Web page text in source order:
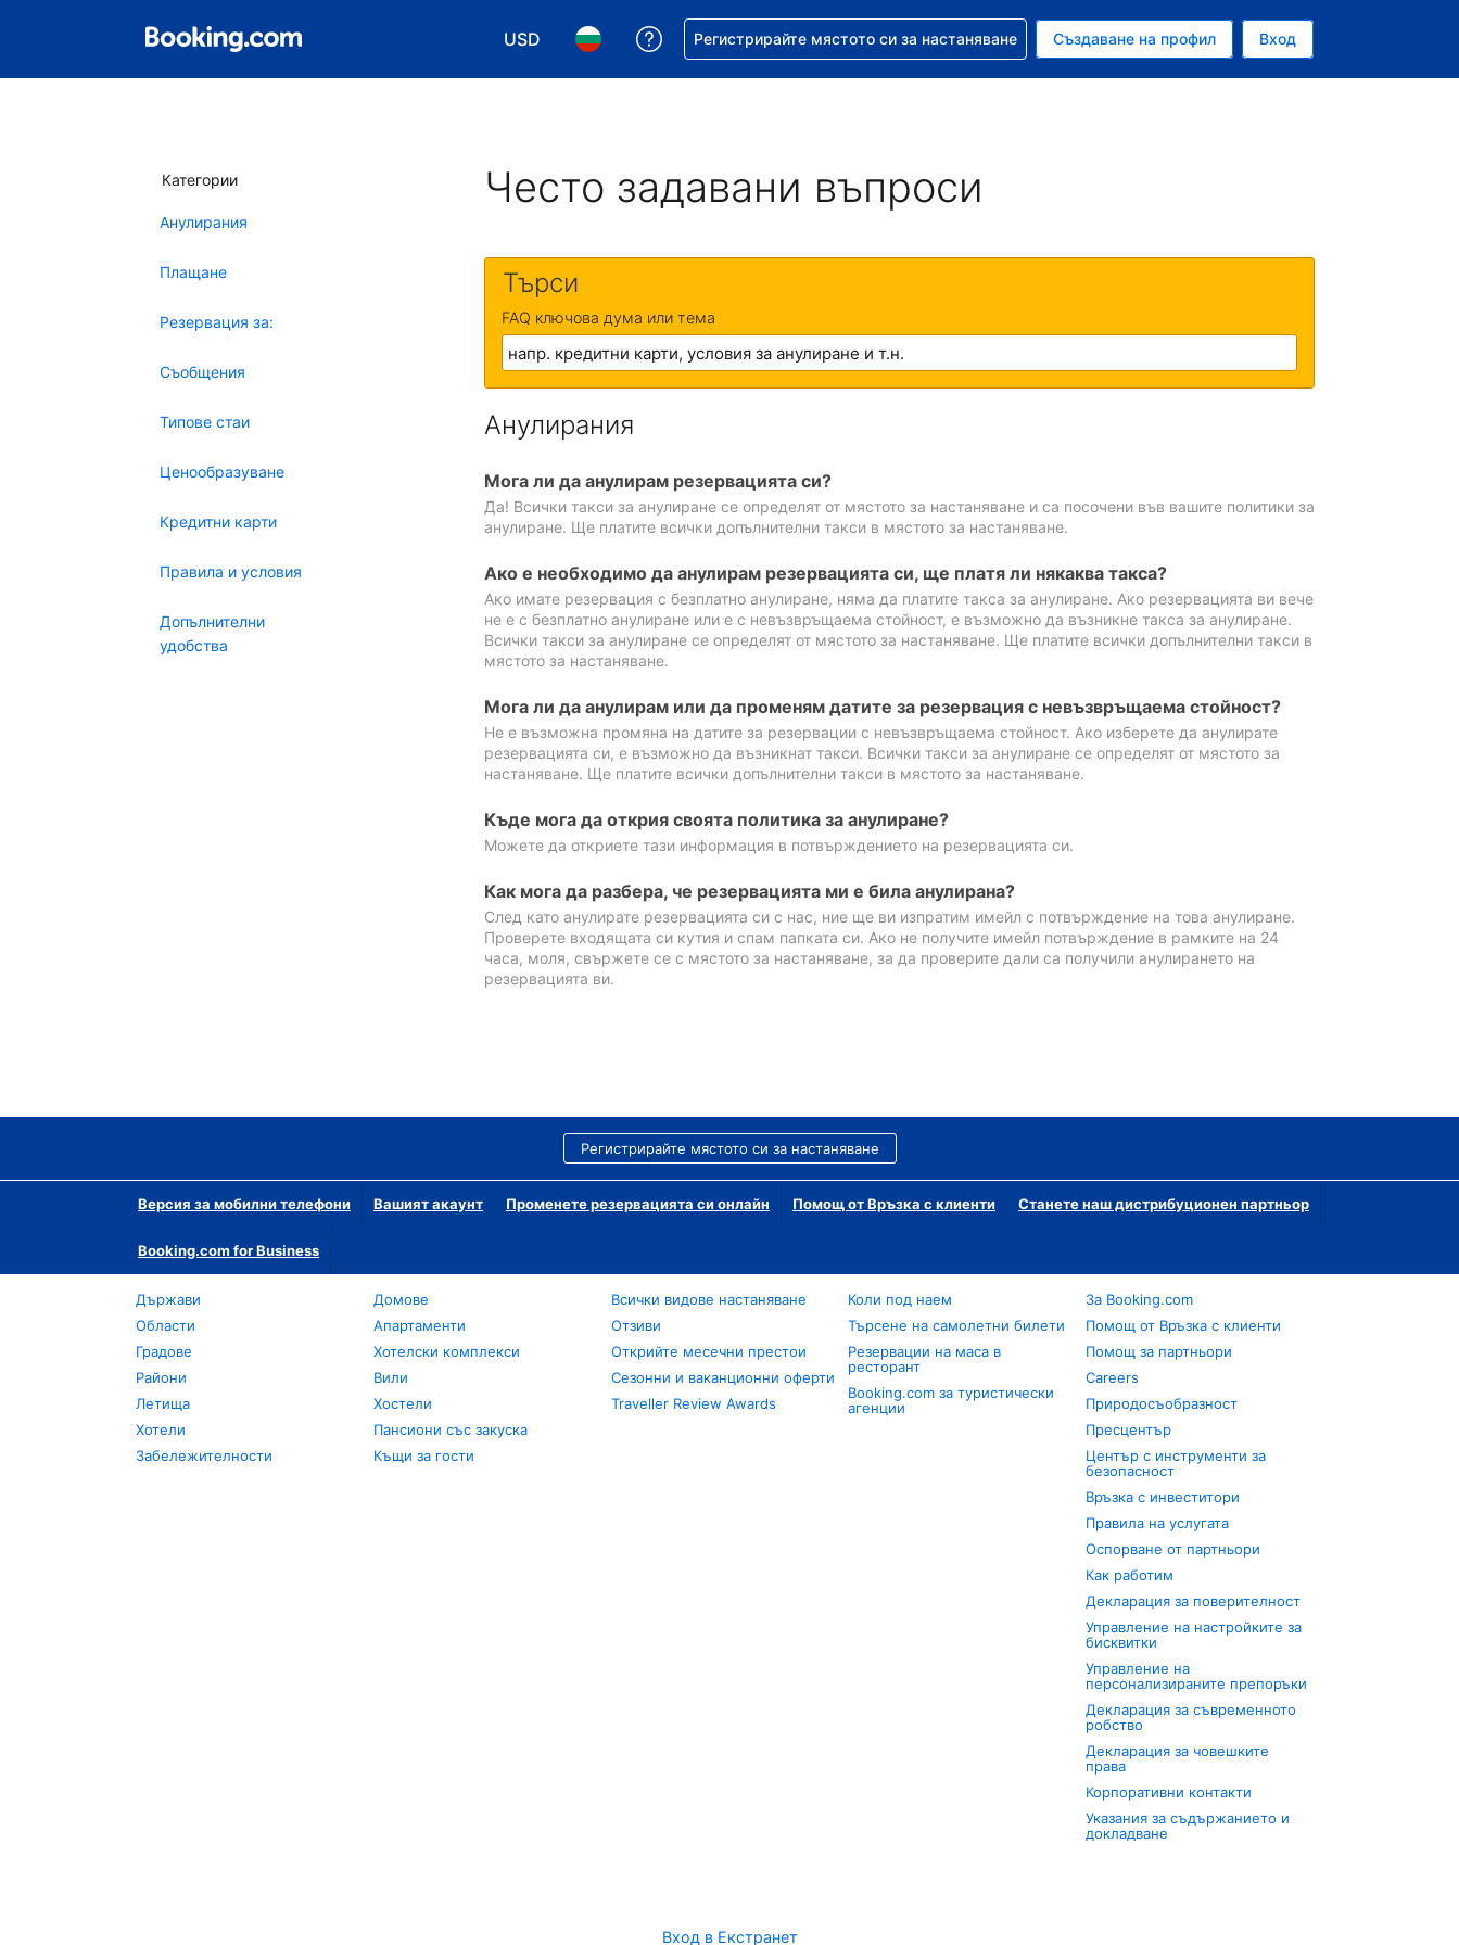
USD
Избор на валута. Избрана валута - Американски долар
Избор на език. Избран език - Български
Помощ с резервацията ви
Регистрирайте мястото си за настаняване Създаване на профил Вход
Категории
Анулирания
Плащане
Резервация за:
Съобщения
Типове стаи
Ценообразуване
Кредитни карти
Правила и условия
Допълнителни
удобства
Често задавани въпроси
Търси
FAQ ключова дума или тема
Анулирания
Мога ли да анулирам резервацията си?
Да! Всички такси за анулиране се определят от мястото за настаняване и са посочени във вашите политики за
анулиране. Ще платите всички допълнителни такси в мястото за настаняване.
Ако е необходимо да анулирам резервацията си, ще платя ли някаква такса?
Ако имате резервация с безплатно анулиране, няма да платите такса за анулиране. Ако резервацията ви вече
не е с безплатно анулиране или е с невъзвръщаема стойност, е възможно да възникне такса за анулиране.
Всички такси за анулиране се определят от мястото за настаняване. Ще платите всички допълнителни такси в
мястото за настаняване.
Мога ли да анулирам или да променям датите за резервация с невъзвръщаема стойност?
Не е възможна промяна на датите за резервации с невъзвръщаема стойност. Ако изберете да анулирате
резервацията си, е възможно да възникнат такси. Всички такси за анулиране се определят от мястото за
настаняване. Ще платите всички допълнителни такси в мястото за настаняване.
Къде мога да открия своята политика за анулиране?
Можете да откриете тази информация в потвърждението на резервацията си.
Как мога да разбера, че резервацията ми е била анулирана?
След като анулирате резервацията си с нас, ние ще ви изпратим имейл с потвърждение на това анулиране.
Проверете входящата си кутия и спам папката си. Ако не получите имейл потвърждение в рамките на 24
часа, моля, свържете се с мястото за настаняване, за да проверите дали са получили анулирането на
резервацията ви.
Регистрирайте мястото си за настаняване
Версия за мобилни телефони Вашият акаунт Променете резервацията си онлайн Помощ от Връзка с клиенти Станете наш дистрибуционен партньор
Booking.com for Business
Държави
Области
Градове
Райони
Летища
Хотели
Забележителности
Домове
Апартаменти
Хотелски комплекси
Вили
Хостели
Пансиони със закуска
Къщи за гости
Всички видове настаняване
Отзиви
Открийте месечни престои
Сезонни и ваканционни оферти
Traveller Review Awards
Коли под наем
Търсене на самолетни билети
Резервации на маса в
ресторант
Booking.com за туристически
агенции
За Booking.com
Помощ от Връзка с клиенти
Помощ за партньори
Careers
Природосъобразност
Пресцентър
Център с инструменти за
безопасност
Връзка с инвеститори
Правила на услугата
Оспорване от партньори
Как работим
Декларация за поверителност
Управление на настройките за
бисквитки
Управление на
персонализираните препоръки
Декларация за съвременното
робство
Декларация за човешките
права
Корпоративни контакти
Указания за съдържанието и
докладване
Вход в Екстранет